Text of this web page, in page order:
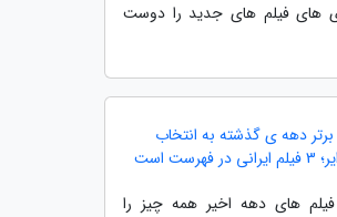
های فیلم های جدید را دوست
برتر دهه ی گذشته به انتخاب
است
فیلم های دهه اخیر همه چیز را